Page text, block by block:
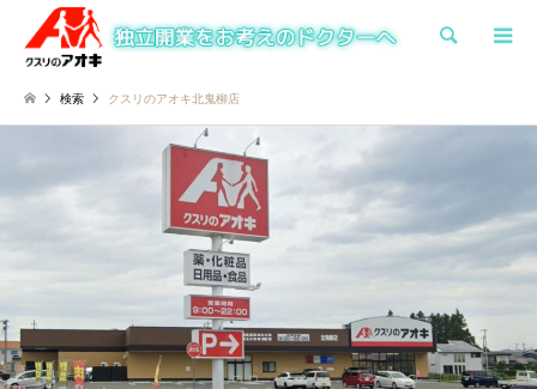
検索
検索 クスリのアオキ北鬼柳店